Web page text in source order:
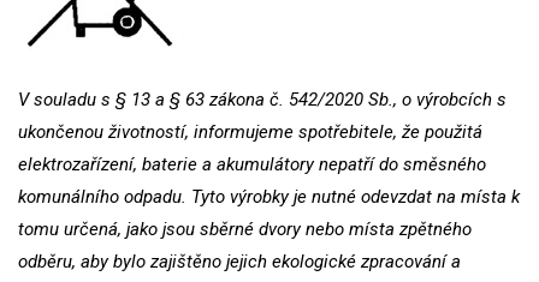
V souladu s § 13 a § 63 zákona č. 542/2020 Sb., o výrobcích s
ukončenou životností, informujeme spotřebitele, že použitá
elektrozařízení, baterie a akumulátory nepatří do směsného
komunálního odpadu. Tyto výrobky je nutné odevzdat na místa k
tomu určená, jako jsou sběrné dvory nebo místa zpětného
odběru, aby bylo zajištěno jejich ekologické zpracování a